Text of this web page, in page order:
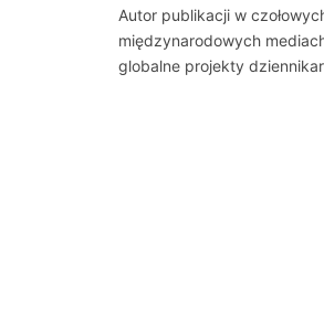
Autor publikacji w
międzynarodowych
globalne projekty